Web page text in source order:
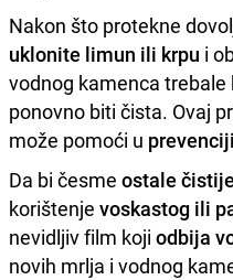
Nakon što protekne
uklonite limun ili krpu i
vodnog kamenca
ponovno biti čista. Ovaj
može pomoći u
Da bi česme ostale
korištenje voskastog ili
nevidljiv film koji odbija
novih mrlja i vodnog